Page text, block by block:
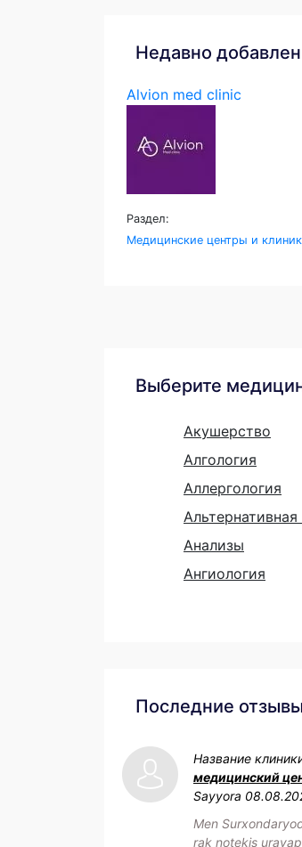
Недавно
Alvion med clinic
Раздел:
Медицинские центры и
Выберите
Акушерство
Алгология
Аллергология
Анализы
Ангиология
Последние
Название
медицинский
Sayyora
Men
rak notekis